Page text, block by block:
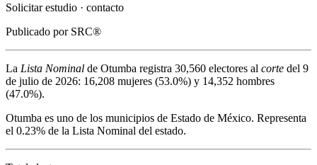
Solicitar estudio · contacto
Publicado por SRC®
La Lista Nominal de Otumba registra 30,560 electores al corte del 9
de julio de 2026: 16,208 mujeres (53.0%) y 14,352 hombres
(47.0%).
Otumba es uno de los municipios de Estado de México. Representa
el 0.23% de la Lista Nominal del estado.